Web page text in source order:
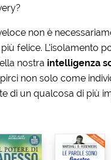
non è
felice. L’isolamento
nostra intelligenza
non solo come
di un qualcosa di più